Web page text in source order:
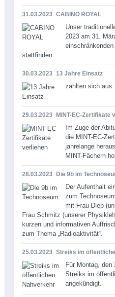
31.03.2023 CABINO ROYAL
Unser
2023 am 31.
stattfinden.
30.03.2023 13 Jahre Einsatz
zahlten sich
29.03.2023 MINT-EC-Zertifikate
Im Zuge der
die MINT-EC-
jahrelange
MINT-Fächern
28.03.2023 Die 9b im
Der Aufenthalt
zum
mit Frau Diep
Frau Schmitz (unserer
kurzen und informativen
zum Thema „Radioaktivität“.
25.03.2023 Streiks im
Für Montag,
Streiks im
angekündigt.